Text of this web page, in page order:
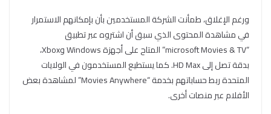
ورغم الإغلاق، طمأنت الشركة المستخدمين بأن بإمكانهم الاستمرار
في مشاهدة المحتوى الذي سبق أن اشتروه عبر تطبيق
“microsoft Movies & TV” المتاح على أجهزة Windows وXbox،
بدقة تصل إلى HD Max. كما يستطيع المستخدمون في الولايات
المتحدة ربط حساباتهم بخدمة “Movies Anywhere” لمشاهدة بعض
الأفلام عبر منصات أخرى.